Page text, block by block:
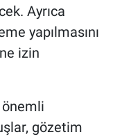
Ayrıca
yapılmasını
izin
gözetim